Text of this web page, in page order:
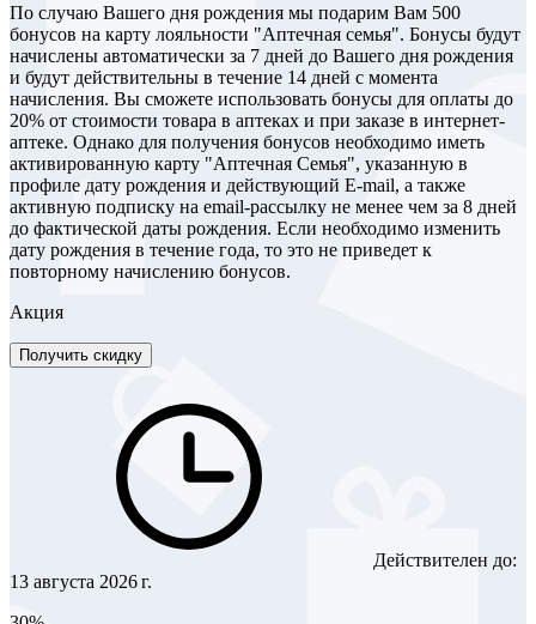
По случаю Вашего дня рождения мы подарим Вам 500
бонусов на карту лояльности "Аптечная семья". Бонусы будут
начислены автоматически за 7 дней до Вашего дня рождения
и будут действительны в течение 14 дней с момента
начисления. Вы сможете использовать бонусы для оплаты до
20% от стоимости товара в аптеках и при заказе в интернет-
аптеке. Однако для получения бонусов необходимо иметь
активированную карту "Аптечная Семья", указанную в
профиле дату рождения и действующий E-mail, а также
активную подписку на email-рассылку не менее чем за 8 дней
до фактической даты рождения. Если необходимо изменить
дату рождения в течение года, то это не приведет к
повторному начислению бонусов.
Акция
Получить скидку
Действителен до:
13 августа 2026 г.